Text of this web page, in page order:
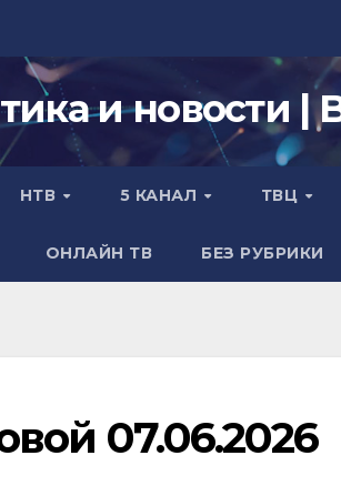
и новости |
НТВ 5 КАНАЛ ТВЦ
ОНЛАЙН ТВ БЕЗ РУБРИКИ
07.06.2026